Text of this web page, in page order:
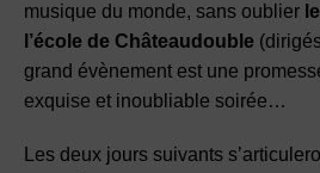
musique du monde, sans oublier
l’école de Châteaudouble
grand évènement est une
exquise et inoubliable soirée…
Les deux jours suivants